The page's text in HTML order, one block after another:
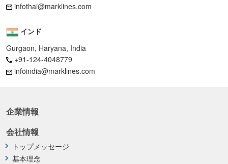
infothai@marklines.com
インド
Gurgaon, Haryana, India
+91-124-4048779
infoindia@marklines.com
企業情報
会社情報
トップメッセージ
基本理念